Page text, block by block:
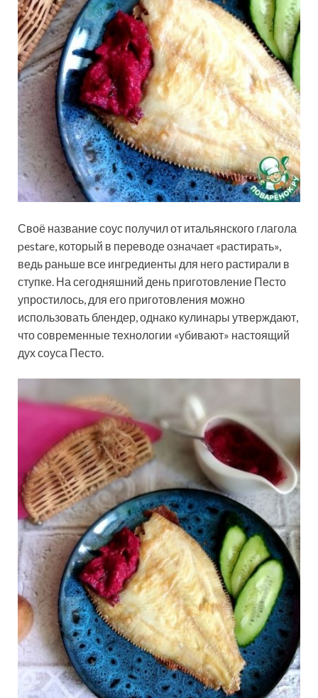
Своё название соус получил от итальянского глагола
pestare, который в переводе означает «растирать»,
ведь раньше все ингредиенты для него растирали в
ступке. На сегодняшний день приготовление Песто
упростилось, для его приготовления можно
использовать блендер, однако кулинары утверждают,
что современные технологии «убивают» настоящий
дух соуса Песто.